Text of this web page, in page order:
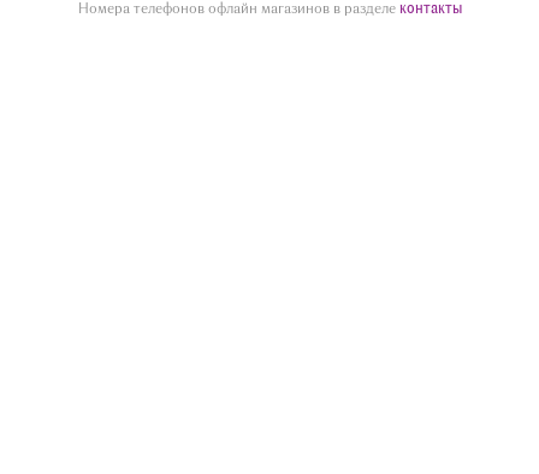
Номера телефонов офлайн магазинов в разделе контакты